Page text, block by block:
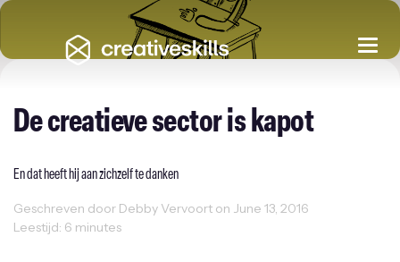
De creatieve sector is kapot
En dat heeft hij aan zichzelf te danken
Geschreven door Debby Vervoort on June 13, 2016
Leestijd: 6 minutes